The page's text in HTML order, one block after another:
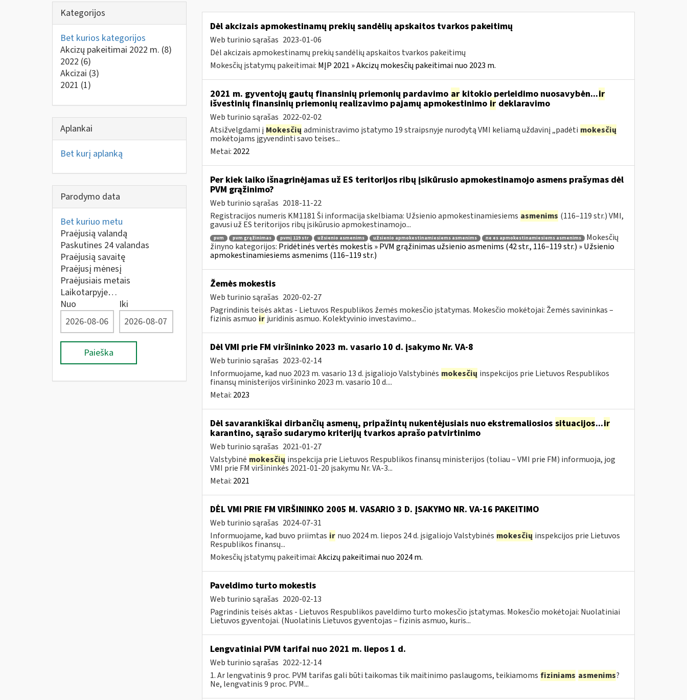
Kategorijos
Bet kurios kategorijos
Akcizų pakeitimai 2022 m. (8)
2022 (6)
Akcizai (3)
2021 (1)
Aplankai
Bet kurį aplanką
Parodymo data
Bet kuriuo metu
Praėjusią valandą
Paskutines 24 valandas
Praėjusią savaitę
Praėjusį mėnesį
Praėjusiais metais
Laikotarpyje…
Nuo
Iki
Paieška
Dėl akcizais apmokestinamų prekių sandėlių apskaitos tvarkos pakeitimų
Web turinio sąrašas 2023-01-06
Dėl akcizais apmokestinamų prekių sandėlių apskaitos tvarkos pakeitimų
Mokesčių įstatymų pakeitimai: MĮP 2021 » Akcizų mokesčių pakeitimai nuo 2023 m.
2021 m. gyventojų gautų finansinių priemonių pardavimo arkitokio perleidimo nuosavybėn...ir
išvestinių finansinių priemonių realizavimo pajamų apmokestinimo irdeklaravimo
Web turinio sąrašas 2022-02-02
Atsižvelgdami į Mokesčių administravimo įstatymo 19 straipsnyje nurodytą VMI keliamą uždavinį „padėti mokesčių
mokėtojams įgyvendinti savo teises...
Metai: 2022
Per kiek laiko išnagrinėjamas už ES teritorijos ribų įsikūrusio apmokestinamojo asmens prašymas dėl
PVM grąžinimo?
Web turinio sąrašas 2018-11-22
Registracijos numeris KM1181 Ši informacija skelbiama: Užsienio apmokestinamiesiems asmenims (116–119 str.) VMI,
gavusi už ES teritorijos ribų įsikūrusio apmokestinamojo...
pvm pvm grąžinimas pvmį 119 str užsienio asmenims užsienio apmokestinamiesiems asmenims ne es apmokestinamiesiems asmenims
Mokesčių
žinyno kategorijos: Pridėtinės vertės mokestis » PVM grąžinimas užsienio asmenims (42 str., 116–119 str.) » Užsienio
apmokestinamiesiems asmenims (116–119 str.)
Žemės mokestis
Web turinio sąrašas 2020-02-27
Pagrindinis teisės aktas - Lietuvos Respublikos žemės mokesčio įstatymas. Mokesčio mokėtojai: Žemės savininkas –
fizinis asmuo ir juridinis asmuo. Kolektyvinio investavimo...
Dėl VMI prie FM viršininko 2023 m. vasario 10 d. įsakymo Nr. VA-8
Web turinio sąrašas 2023-02-14
Informuojame, kad nuo 2023 m. vasario 13 d. įsigaliojo Valstybinės mokesčių inspekcijos prie Lietuvos Respublikos
finansų ministerijos viršininko 2023 m. vasario 10 d....
Metai: 2023
Dėl savarankiškai dirbančių asmenų, pripažintų nukentėjusiais nuo ekstremaliosios situacijos...ir
karantino, sąrašo sudarymo kriterijų tvarkos aprašo patvirtinimo
Web turinio sąrašas 2021-01-27
Valstybinė mokesčių inspekcija prie Lietuvos Respublikos finansų ministerijos (toliau – VMI prie FM) informuoja, jog
VMI prie FM viršininkės 2021-01-20 įsakymu Nr. VA-3...
Metai: 2021
DĖL VMI PRIE FM VIRŠININKO 2005 M. VASARIO 3 D. ĮSAKYMO NR. VA-16 PAKEITIMO
Web turinio sąrašas 2024-07-31
Informuojame, kad buvo priimtas ir nuo 2024 m. liepos 24 d. įsigaliojo Valstybinės mokesčių inspekcijos prie Lietuvos
Respublikos finansų...
Mokesčių įstatymų pakeitimai:Akcizų pakeitimai nuo 2024 m.
Paveldimo turto mokestis
Web turinio sąrašas 2020-02-13
Pagrindinis teisės aktas - Lietuvos Respublikos paveldimo turto mokesčio įstatymas. Mokesčio mokėtojai: Nuolatiniai
Lietuvos gyventojai. (Nuolatinis Lietuvos gyventojas – fizinis asmuo, kuris...
Lengvatiniai PVM tarifai nuo 2021 m. liepos 1 d.
Web turinio sąrašas 2022-12-14
1. Ar lengvatinis 9 proc. PVM tarifas gali būti taikomas tik maitinimo paslaugoms, teikiamoms fiziniams asmenims?
Ne, lengvatinis 9 proc. PVM...